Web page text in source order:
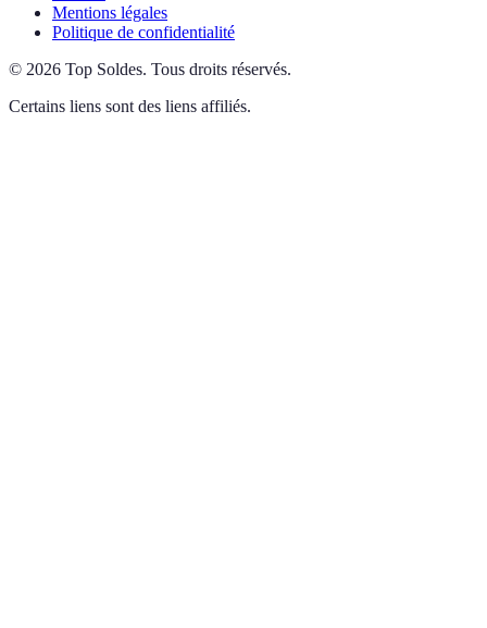
Mentions légales
Politique de confidentialité
© 2026 Top Soldes. Tous droits réservés.
Certains liens sont des liens affiliés.